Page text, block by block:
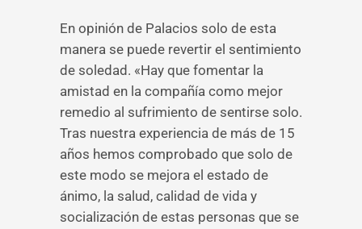
En opinión de Palacios solo de esta
manera se puede revertir el sentimiento
de soledad. «Hay que fomentar la
amistad en la compañía como mejor
remedio al sufrimiento de sentirse solo.
Tras nuestra experiencia de más de 15
años hemos comprobado que solo de
este modo se mejora el estado de
ánimo, la salud, calidad de vida y
socialización de estas personas que se